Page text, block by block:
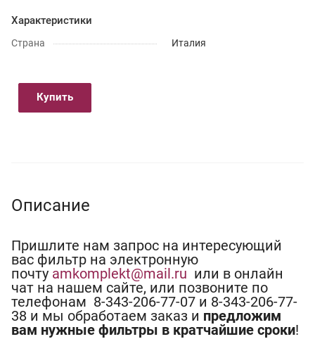
Характеристики
Страна Италия
Купить
Описание
Пришлите нам запрос на интересующий
вас фильтр на электронную
почту amkomplekt@mail.ru или в онлайн
чат на нашем сайте, или позвоните по
телефонам 8-343-206-77-07 и 8-343-206-77-
38 и мы обработаем заказ и предложим
вам нужные фильтры в кратчайшие сроки!